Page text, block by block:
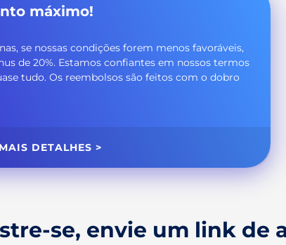
máximo!
se nossas condições forem menos favoráveis,
de 20%. Estamos confiantes em nossos termos
tudo. Os reembolsos são feitos com o dobro
MAIS DETALHES >
se, envie um link de